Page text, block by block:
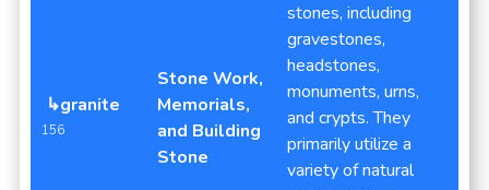
↳granite
156
Stone Work,
Memorials,
and Building
Stone
stones, including
gravestones,
headstones,
monuments, urns,
and crypts. They
primarily utilize a
variety of natural